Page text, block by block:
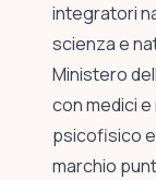
integratori
scienza e
Ministero
con medici
psicofisico
marchio